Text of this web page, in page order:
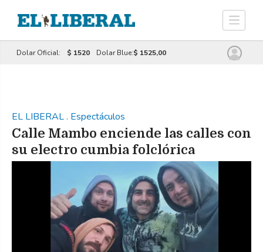
Dolar Oficial: $ 1520 Dolar Blue:$ 1525,00
EL LIBERAL. Espectáculos
Calle Mambo enciende las calles con
su electro cumbia folclórica